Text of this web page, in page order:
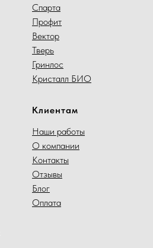
Спарта
Профит
Вектор
Тверь
Гринлос
Кристалл БИО
Клиентам
Наши работы
О компании
Контакты
Отзывы
Блог
Оплата